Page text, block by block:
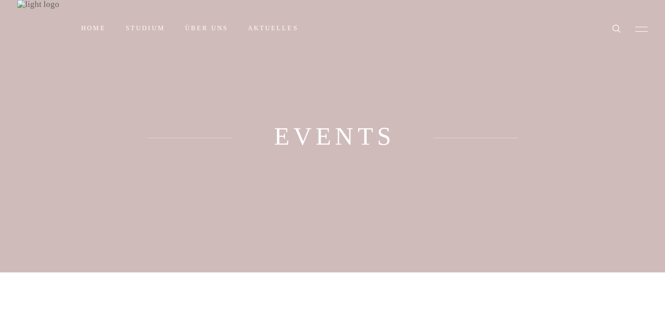
HOME STUDIUM ÜBER UNS AKTUELLES
EVENTS